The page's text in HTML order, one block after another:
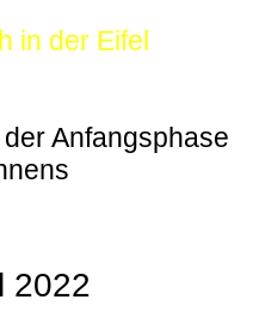
in der Eifel
Anfangsphase
2022